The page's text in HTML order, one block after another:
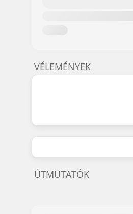
VÉLEMÉNYEK
ÚTMUTATÓK